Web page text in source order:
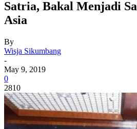
Satria, Bakal Menjadi
Asia
By
Wisja Sikumbang
-
May 9, 2019
0
2810